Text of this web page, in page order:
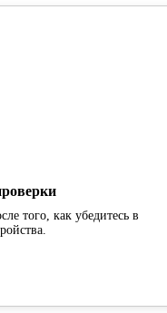
того, как убедитесь в